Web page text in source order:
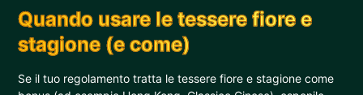
Quando usare le tessere fiore e
stagione (e come)
Se il tuo regolamento tratta le tessere fiore e stagione come